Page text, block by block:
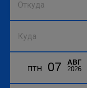
ПТН 07 АВГ
2026